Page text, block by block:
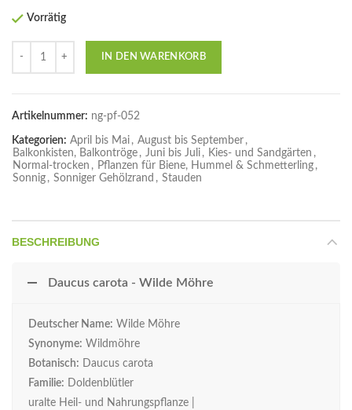
Vorrätig
IN DEN WARENKORB
Artikelnummer: ng-pf-052
Kategorien: April bis Mai , August bis September ,
Balkonkisten, Balkontröge , Juni bis Juli , Kies- und Sandgärten ,
Normal-trocken , Pflanzen für Biene, Hummel & Schmetterling ,
Sonnig , Sonniger Gehölzrand , Stauden
BESCHREIBUNG
Daucus carota - Wilde Möhre
Deutscher Name: Wilde Möhre
Synonyme: Wildmöhre
Botanisch: Daucus carota
Familie: Doldenblütler
uralte Heil- und Nahrungspflanze |